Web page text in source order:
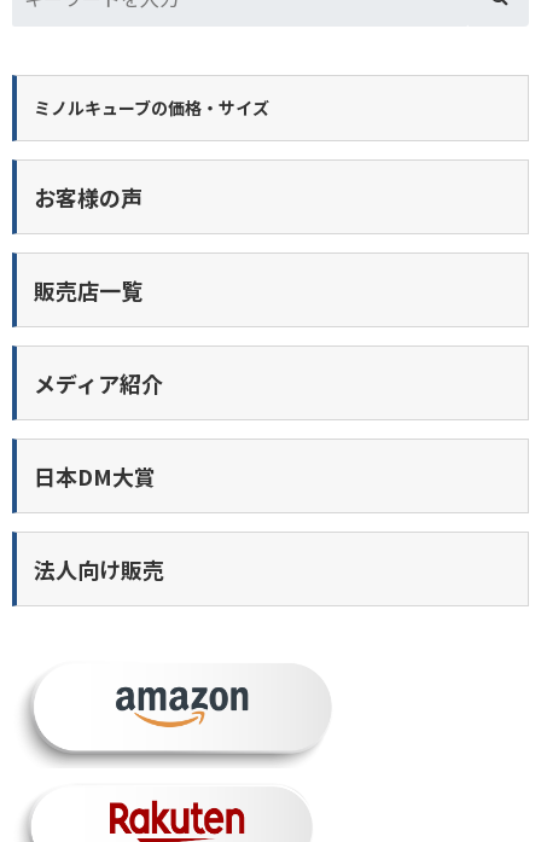
ミノルキューブの価格・サイズ
お客様の声
販売店一覧
メディア紹介
日本DM大賞
法人向け販売